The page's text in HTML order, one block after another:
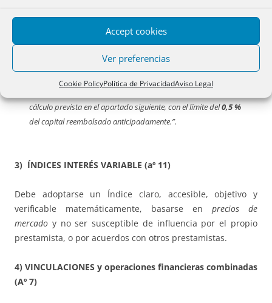
Accept cookies
Ver preferencias
Cookie PolicyPolítica de PrivacidadAviso Legal
b) en caso de reembolso o amortización anticipada total o
durante los 3 primeros años de
vigenciadel contrato de préstamo, se podrá establecer una
compensación o comisión a favor del prestamista que no
cálculo prevista en el apartado siguiente, con el límite del0,5 %
del capital reembolsado anticipadamente.”.
3) ÍNDICES INTERÉS VARIABLE (aº 11)
Debe adoptarse un Índice claro, accesible, objetivo y
verificable matemáticamente, basarse en precios de
mercado y no ser susceptible de influencia por el propio
prestamista, o por acuerdos con otros prestamistas.
4) VINCULACIONES y operaciones financieras combinadas
(Aº 7)